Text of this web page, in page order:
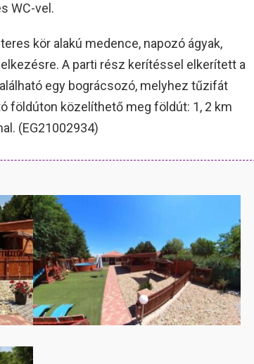
WC-vel.
kör alakú medence, napozó ágyak,
A parti rész kerítéssel elkerített a
egy bográcsozó, melyhez tűzifát
földúton közelíthető meg földút: 1, 2 km
(EG21002934)